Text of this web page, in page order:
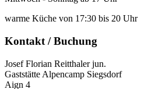
warme Küche von 17:30 bis 20 Uhr
Kontakt / Buchung
Josef Florian Reitthaler jun.
Gaststätte Alpencamp Siegsdorf
Aign 4